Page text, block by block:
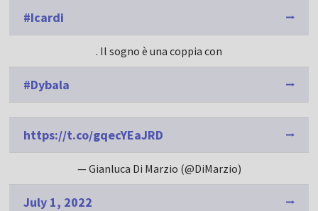
#Icardi
. Il sogno è una coppia con
#Dybala
https://t.co/gqecYEaJRD
— Gianluca Di Marzio (@DiMarzio)
July 1, 2022